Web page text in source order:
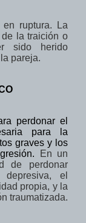
en ruptura. La
la traición o
sido herido
pareja.
perdonar el
para la
graves y los
En un
de perdonar
depresiva, el
propia, y la
traumatizada.